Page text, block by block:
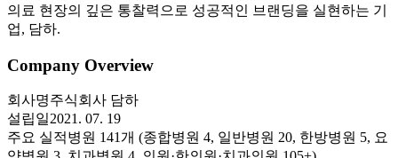
의료 현장의 깊은 통찰력으로 성공적인 브랜딩을 실현하는 기
업, 담하.
Company Overview
회사명주식회사 담하
설립일2021. 07. 19
주요 실적병원 141개 (종합병원 4, 일반병원 20, 한방병원 5, 요